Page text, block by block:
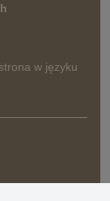
w języku